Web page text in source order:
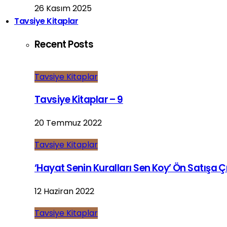
26 Kasım 2025
Tavsiye Kitaplar
Recent Posts
Tavsiye Kitaplar
Tavsiye Kitaplar – 9
20 Temmuz 2022
Tavsiye Kitaplar
‘Hayat Senin Kuralları Sen Koy’ Ön Satışa
12 Haziran 2022
Tavsiye Kitaplar